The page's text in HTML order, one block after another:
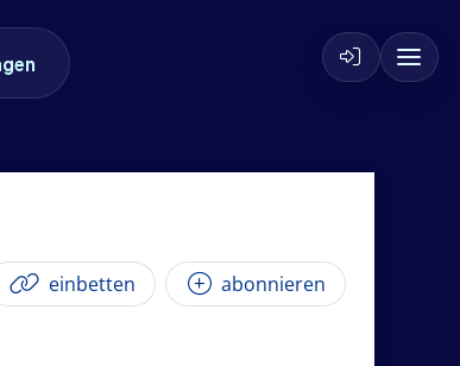
einbetten abonnieren